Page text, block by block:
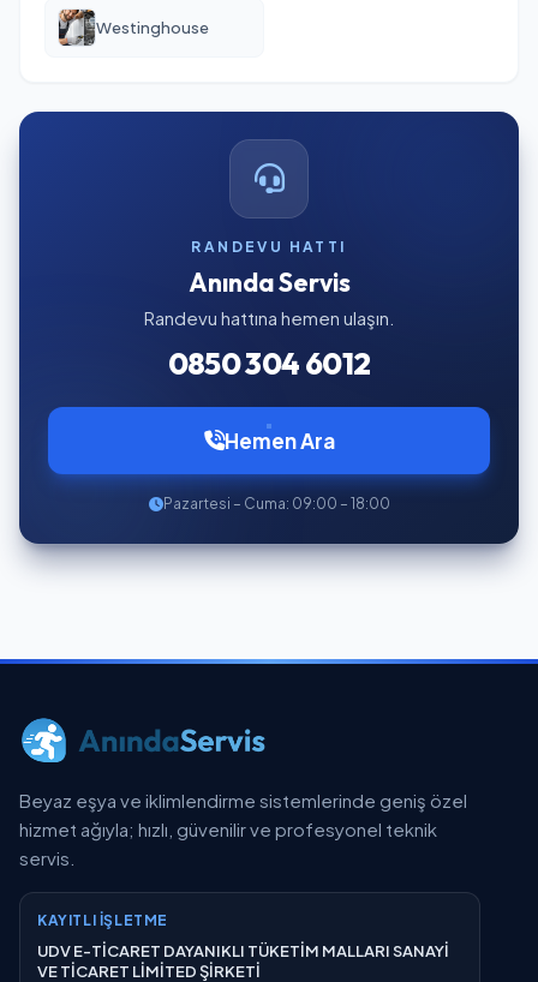
Westinghouse
RANDEVU HATTI
Anında Servis
Randevu hattına hemen ulaşın.
0850 304 6012
Hemen Ara
Pazartesi – Cuma: 09:00 – 18:00
Beyaz eşya ve iklimlendirme sistemlerinde geniş özel
hizmet ağıyla; hızlı, güvenilir ve profesyonel teknik
servis.
KAYITLI İŞLETME
UDV E-TİCARET DAYANIKLI TÜKETİM MALLARI SANAYİ
VE TİCARET LİMİTED ŞİRKETİ